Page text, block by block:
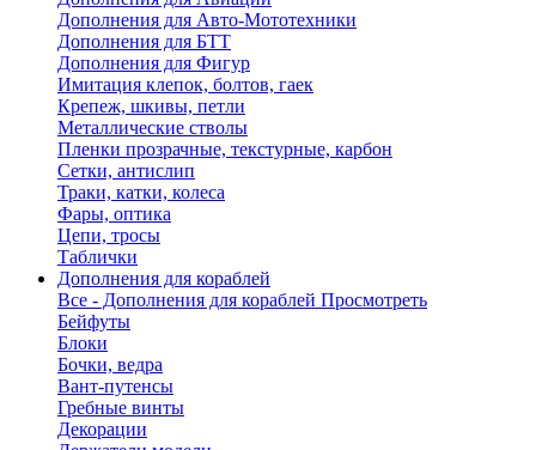
Дополнения для Авто-Мототехники
Дополнения для БТТ
Дополнения для Фигур
Имитация клепок, болтов, гаек
Крепеж, шкивы, петли
Металлические стволы
Пленки прозрачные, текстурные, карбон
Сетки, антислип
Траки, катки, колеса
Фары, оптика
Цепи, тросы
Таблички
Дополнения для кораблей
Все - Дополнения для кораблей Просмотреть
Бейфуты
Блоки
Бочки, ведра
Вант-путенсы
Гребные винты
Декорации